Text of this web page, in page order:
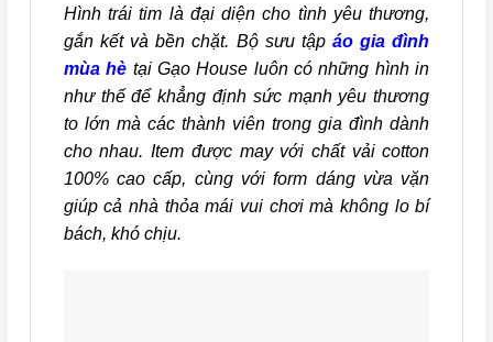
Hình trái tim là đại diện cho tình yêu thương,
gắn kết và bền chặt. Bộ sưu tập áo gia đình
mùa hè tại Gạo House luôn có những hình in
như thế để khẳng định sức mạnh yêu thương
to lớn mà các thành viên trong gia đình dành
cho nhau. Item được may với chất vải cotton
100% cao cấp, cùng với form dáng vừa vặn
giúp cả nhà thỏa mái vui chơi mà không lo bí
bách, khó chịu.